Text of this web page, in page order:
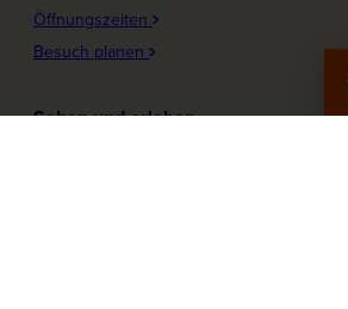
Öffnungszeiten
Besuch planen
Sehen und erleben